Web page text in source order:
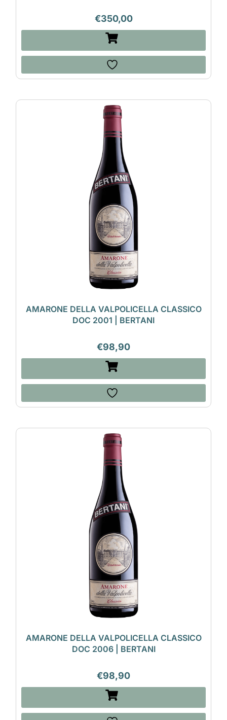
€350,00
AMARONE DELLA VALPOLICELLA CLASSICO
DOC 2001 | BERTANI
€98,90
AMARONE DELLA VALPOLICELLA CLASSICO
DOC 2006 | BERTANI
€98,90